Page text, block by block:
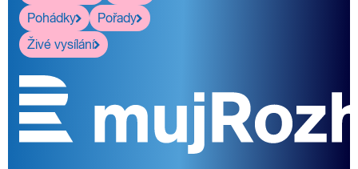
Pohádky
Pořady
Živé vysílání